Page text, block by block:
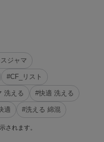
ジャマ
#CF_リスト
洗える #快適 洗える
適 #洗える 綿混
されます。